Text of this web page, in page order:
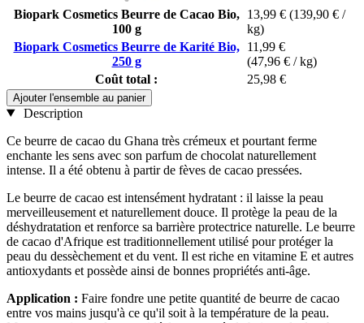
Biopark Cosmetics Beurre de Cacao Bio,
100 g
13,99 € (139,90 € /
kg)
Biopark Cosmetics Beurre de Karité Bio,
250 g
11,99 €
(47,96 € / kg)
Coût total :
25,98 €
Ajouter l'ensemble au panier
Description
Ce beurre de cacao du Ghana très crémeux et pourtant ferme
enchante les sens avec son parfum de chocolat naturellement
intense. Il a été obtenu à partir de fèves de cacao pressées.
Le beurre de cacao est intensément hydratant : il laisse la peau
merveilleusement et naturellement douce. Il protège la peau de la
déshydratation et renforce sa barrière protectrice naturelle. Le beurre
de cacao d'Afrique est traditionnellement utilisé pour protéger la
peau du dessèchement et du vent. Il est riche en vitamine E et autres
antioxydants et possède ainsi de bonnes propriétés anti-âge.
Application : Faire fondre une petite quantité de beurre de cacao
entre vos mains jusqu'à ce qu'il soit à la température de la peau.